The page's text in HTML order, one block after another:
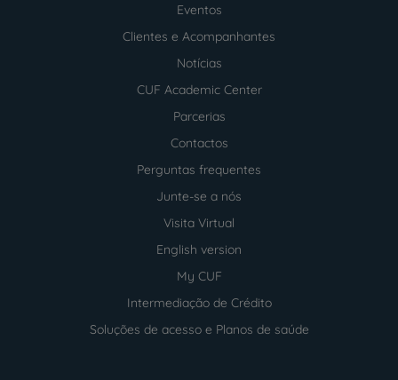
Eventos
Clientes e Acompanhantes
Notícias
CUF Academic Center
Parcerias
Contactos
Perguntas frequentes
Junte-se a nós
Visita Virtual
English version
My CUF
Intermediação de Crédito
Soluções de acesso e Planos de saúde